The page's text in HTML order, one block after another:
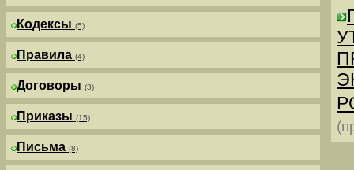
Кодексы (5)
Правила (4)
Договоры (3)
Приказы (15)
Письма (8)